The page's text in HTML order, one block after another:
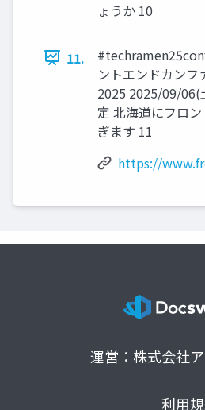
ょうか 10
11.
ントエンドカンフ
2025 2025/09/06(
定 北海道にフロ
ぎます 11
https://
運営：株式会社
利用